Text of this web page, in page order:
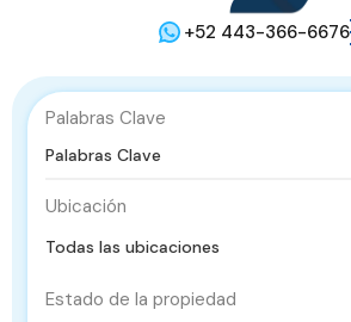
+52 443-366-6676
Palabras Clave
Ubicación
Todas las ubicaciones
Estado de la propiedad